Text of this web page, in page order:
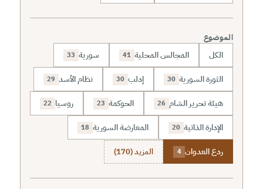
الموضوع
الكل المجالس المحلية 41 سورية 33
الثورة السورية 30 إدلب 30 نظام الأسد 29
هيئة تحرير الشام 26 الحوكمة 23 روسيا 22
الإدارة الذاتية 20 المعارضة السورية 18
ردع العدوان 4 المزيد (170)